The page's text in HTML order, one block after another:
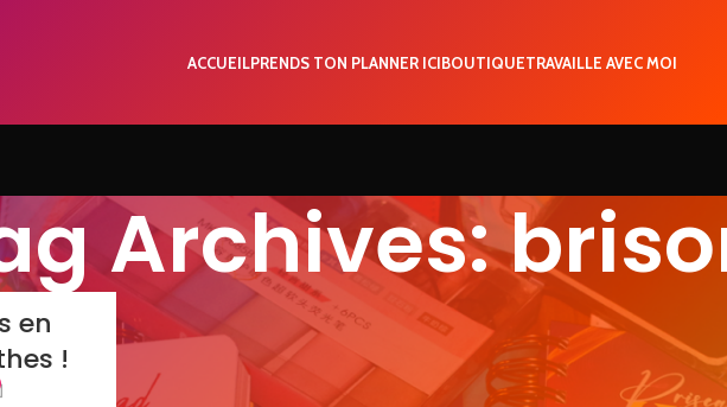
ACCUEILPRENDS TON PLANNER ICIBOUTIQUETRAVAILLE AVEC MOI
Archives:
en
!